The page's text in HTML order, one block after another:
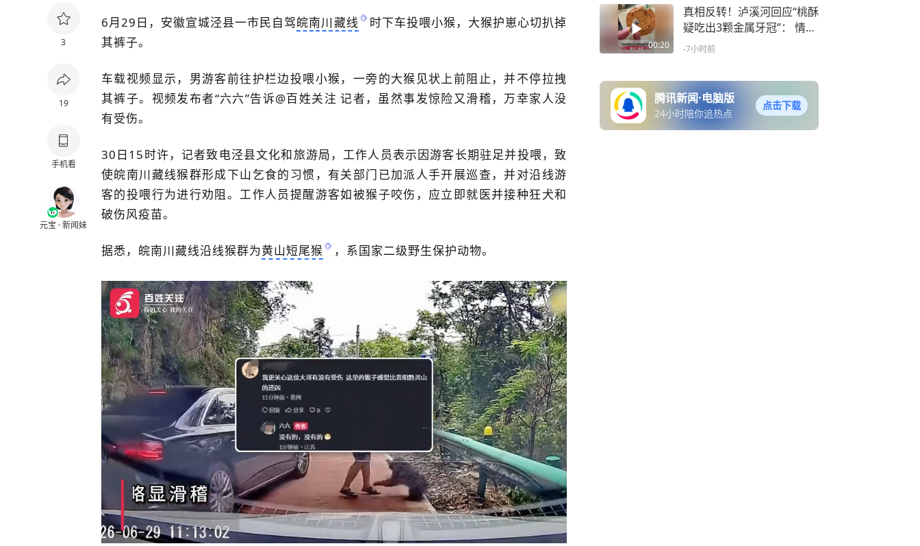
3
19
手机看
元宝 · 新闻妹
6月29日，安徽宣城泾县一市民自驾皖南川藏线
时下车投喂小猴，大猴护崽心切扒掉
其裤子。
车载视频显示，男游客前往护栏边投喂小猴，一旁的大猴见状上前阻止，并不停拉拽
其裤子。视频发布者“六六”告诉@百姓关注 记者，虽然事发惊险又滑稽，万幸家人没
有受伤。
30日15时许，记者致电泾县文化和旅游局，工作人员表示因游客长期驻足并投喂，致
使皖南川藏线猴群形成下山乞食的习惯，有关部门已加派人手开展巡查，并对沿线游
客的投喂行为进行劝阻。工作人员提醒游客如被猴子咬伤，应立即就医并接种狂犬和
破伤风疫苗。
据悉，皖南川藏线沿线猴群为黄山短尾猴 ，系国家二级野生保护动物。
近1000杯奶茶，外卖员为赶
订单蹲地上找小票让店员先
做
00:20
真相反转！泸溪河回应“桃酥
疑吃出3颗金属牙冠”： 情况
不属实，消费者已澄清，删
-7小时前
腾讯新闻·电脑版
24小时陪你追热点
点击下载